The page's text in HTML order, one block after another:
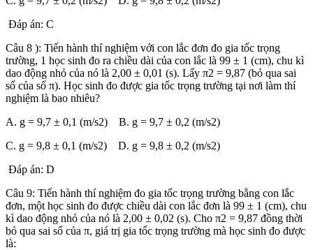
Đáp án: C
Câu 8 ): Tiến hành thí nghiệm với con lắc đơn đo gia tốc trọng
trường, 1 học sinh đo ra chiều dài của con lắc là 99 ± 1 (cm), chu kì
dao động nhỏ của nó là 2,00 ± 0,01 (s). Lấy π2 = 9,87 (bỏ qua sai
số của số π). Học sinh đo được gia tốc trọng trường tại nơi làm thí
nghiệm là bao nhiêu?
A. g = 9,7 ± 0,1 (m/s2) B. g = 9,7 ± 0,2 (m/s2)
C. g = 9,8 ± 0,1 (m/s2) D. g = 9,8 ± 0,2 (m/s2)
Đáp án: D
Câu 9: Tiến hành thí nghiệm đo gia tốc trọng trường bằng con lắc
đơn, một học sinh đo được chiều dài con lắc đơn là 99 ± 1 (cm), chu
kì dao động nhỏ của nó là 2,00 ± 0,02 (s). Cho π2 = 9,87 đồng thời
bỏ qua sai số của π, giá trị gia tốc trọng trường mà học sinh đo được
là: